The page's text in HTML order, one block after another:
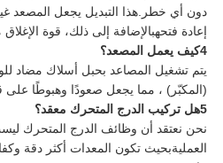
دون أي خطر.هذا التبديل يجعل المصعد
إعادة فتحهبالإضافة إلى ذلك، قوة الإغلاق
4كيف يعمل المصعد؟
يتم تشغيل المصاعد بحبل أسلاك مضاد
(المكبّر) ، مما يجعل صعودًا وهبوطًا على
5هل تركيب الدرج المتحرك معقد؟
نحن نعتقد أن وظائف الدرج المتحرك
العمليةبحيث تكون المعدات أكثر دقة